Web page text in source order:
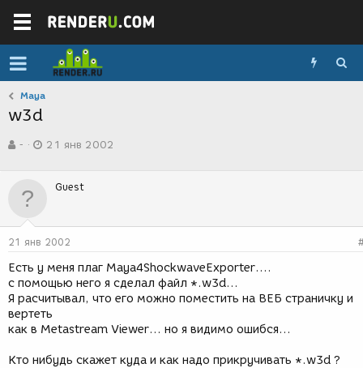
Maya
w3d
в
р
м
-
а
д
н
и
я
21 янв 2002
Guest
21 янв 2002
Есть у меня плаг Maya4ShockwaveExporter....
с помощью него я сделал файл *.w3d...
Я расчитывал, что его можно поместить на ВЕБ страничку и
вертеть
как в Metastream Viewer... но я видимо ошибся...
Кто нибудь скажет куда и как надо прикручивать *.w3d ?